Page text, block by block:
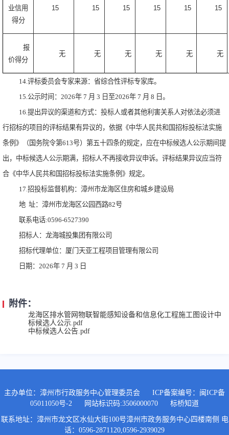
业信用
得分
15 15 15 15 15 15
报
价得分
无 无 无 无 无 无
14.评标委员会专家来源：省综合性评标专家库。
15.公示时间：2026年 7 月 3 日至2026年 7 月 8 日。
16.提出异议的渠道和方式：投标人或者其他利害关系人对依法必须进
行招标的项目的评标结果有异议的，依据《中华人民共和国招标投标法实施
条例》（国务院令第613号）第五十四条的规定，应在中标候选人公示期间提
出，中标候选人公示期满，招标人不再接收异议申诉。评标结果异议应当符
合《中华人民共和国招标投标法实施条例》规定。
17.招投标监督机构：漳州市龙海区住房和城乡建设局
地 址：漳州市龙海区公园西路82号
联系电话:0596-6527390
招标人：龙海城投集团有限公司
招标代理单位：厦门天亚工程项目管理有限公司
日期：2026年 7 月 3 日
附件：
龙海区排水管网物联智能感知设备和信息化工程施工图设计中
标候选人公示.pdf
中标候选人公告.pdf
主办单位：漳州市行政服务中心管理委员会 ICP备案编号： 闽ICP备
05011050号-2
网站标识码:3506000070 标桥知道
联系地址：漳州市龙文区水仙大街100号漳州市政务服务中心四楼南侧 电
话：0596-2871120,0596-2939029